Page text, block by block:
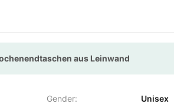
aus Leinwand
Gender: Unisex